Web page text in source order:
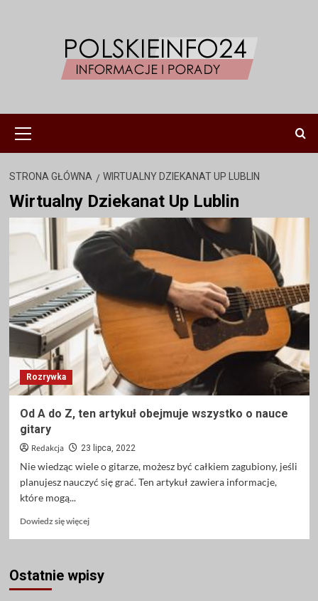
główne
STRONA GŁÓWNA WIRTUALNY DZIEKANAT UP LUBLIN
Wirtualny Dziekanat Up Lublin
Rozrywka
Od A do Z, ten artykuł obejmuje wszystko o nauce
gitary
Redakcja 23 lipca, 2022
Nie wiedząc wiele o gitarze, możesz być całkiem zagubiony, jeśli
planujesz nauczyć się grać. Ten artykuł zawiera informacje,
które mogą...
Dowiedz się więcejDowiedz
Od
Ostatnie wpisy